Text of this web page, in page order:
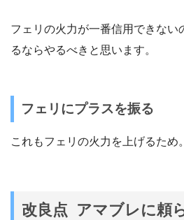
フェリの火力が一番信用できない
るならやるべきと思います。
フェリにプラスを振る
これもフェリの火力を上げるため。
改良点 アマブレに頼